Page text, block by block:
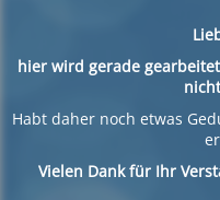
hier wird gerade
Habt daher noch etwas
Vielen Dank für Ihr